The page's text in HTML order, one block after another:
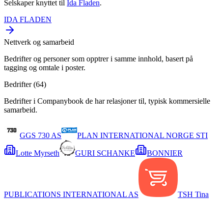
Selskaper knyttet til Ida Fladen.
IDA FLADEN
Nettverk og samarbeid
Bedrifter og personer som opptrer i samme innhold, basert på
tagging og omtale i poster.
Bedrifter (64)
Bedrifter i Companybook de har relasjoner til, typisk kommersielle
samarbeid.
GGS 730 AS PLAN INTERNATIONAL NORGE STI
Lotte Myrseth GURI SCHANKE BONNIER
PUBLICATIONS INTERNATIONAL AS TSH Tina